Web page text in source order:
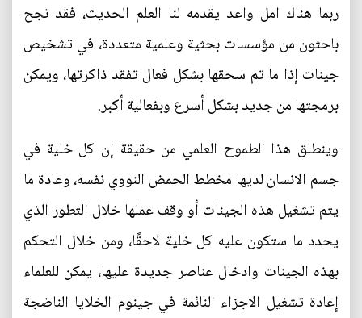
ربما هناك امل واعد يقدمه لنا العلم الحديث، فقد نجح
باحثون من مؤسسات بحثية وعلمية متعددة، في تشخيص
جينات إذا ما تم سحقها بشكل فعال تفقد ذاكرتها، ويمكن
برمجتها من جديد بشكل أسرع وبفعالية أكبر.
وينطلق هذا الطموح العلمي من حقيقة إن كل خلية في
جسم الانسان لديها مخطط الحمض النووي نفسه، وعادة ما
يتم تشغيل هذه الجينات أو وقف عملها خلال التطور الذي
يحدد ما ستكون عليه كل خلية لاحقًا، ومن خلال التحكم
بهذه الجينات وادخال عناصر جديدة عليها، يمكن للعلماء
إعادة تشغيل الاجزاء النائمة في جينوم الخلايا الناضجة